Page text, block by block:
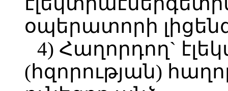
օպերատորի
4) Հաղորդող`
(հզորության)